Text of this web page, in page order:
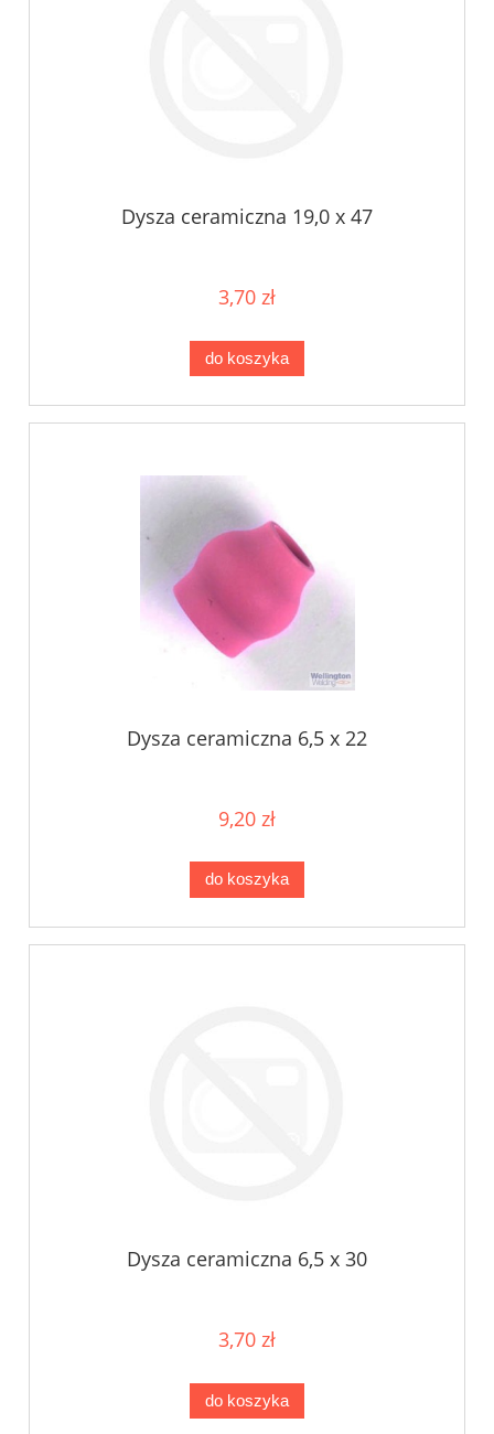
Dysza ceramiczna 19,0 x 47
3,70 zł
do koszyka
Dysza ceramiczna 6,5 x 22
9,20 zł
do koszyka
Dysza ceramiczna 6,5 x 30
3,70 zł
do koszyka